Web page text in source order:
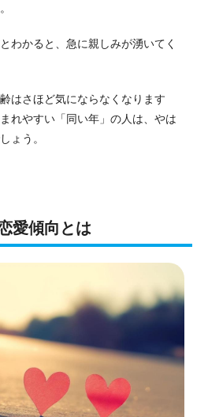
わかると、急に親しみが湧いてく
はさほど気にならなくなります
れやすい「同い年」の人は、やは
ょう。
愛傾向とは